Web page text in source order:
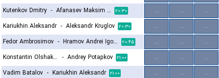
Kutenkov Dmitry - Afanasev Maksim Andreevich ۲۰:۳۰ ... ...
...
Kariukhin Aleksandr - Aleksandr Kruglov ۲۰:۳۰ ... ...
...
Fedor Ambrosimov - Hramov Andrei Igorevich ۲۰:۴۵ ... ...
...
Konstantin Olshakov - Andrey Potapkov ۲۱:۰۰ ... ...
...
Vadim Batalov - Kariukhin Aleksandr ۲۱:۰۰ ... ...
...